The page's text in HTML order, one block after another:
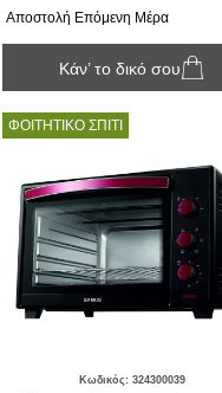
Αποστολή Επόμενη Μέρα
Κάν’ το δικό σου
ΦΟΙΤΗΤΙΚΟ ΣΠΙΤΙ
Κωδικός: 324300039